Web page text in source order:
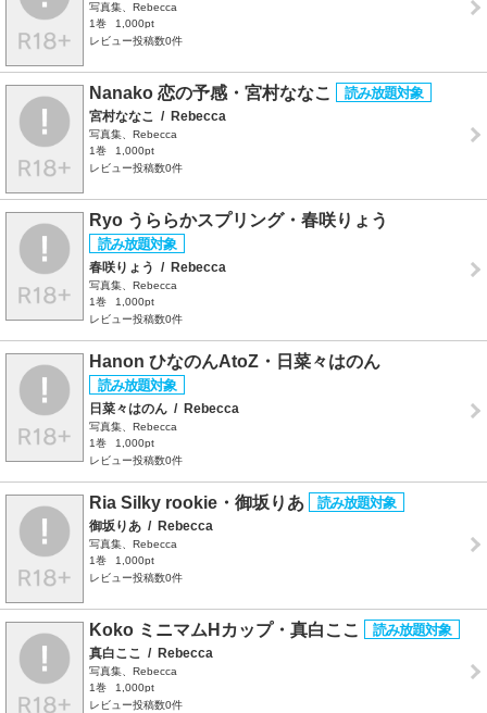
写真集、Rebecca
1巻
1,000pt
レビュー投稿数0件
Nanako 恋の予感・宮村ななこ
宮村ななこ / Rebecca
写真集、Rebecca
1巻
1,000pt
レビュー投稿数0件
Ryo うららかスプリング・春咲りょう
春咲りょう / Rebecca
写真集、Rebecca
1巻
1,000pt
レビュー投稿数0件
Hanon ひなのんAtoZ・日菜々はのん
日菜々はのん / Rebecca
写真集、Rebecca
1巻
1,000pt
レビュー投稿数0件
Ria Silky rookie・御坂りあ
御坂りあ / Rebecca
写真集、Rebecca
1巻
1,000pt
レビュー投稿数0件
Koko ミニマムHカップ・真白ここ
真白ここ / Rebecca
写真集、Rebecca
1巻
1,000pt
レビュー投稿数0件